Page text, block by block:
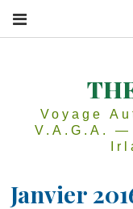
Voyage
V.A.G.A.
Janvier